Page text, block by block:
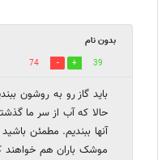
بدون نام
39
74
باید گاز رو به روشون
حالا که آب از سر ما
آنها ببندیم. مطمئن باشید
موشک باران هم خواهند